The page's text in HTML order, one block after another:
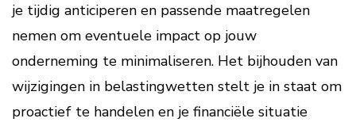
je tijdig anticiperen en passende maatregelen
nemen om eventuele impact op jouw
onderneming te minimaliseren. Het bijhouden van
wijzigingen in belastingwetten stelt je in staat om
proactief te handelen en je financiële situatie